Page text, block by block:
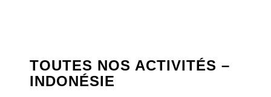
TOUTES NOS ACTIVITÉS –
INDONÉSIE